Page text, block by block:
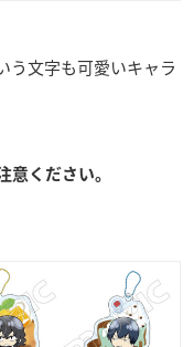
う文字も可愛いキャラ
意ください。